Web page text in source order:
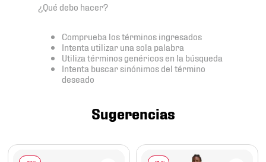
¿Qué debo hacer?
Comprueba los términos ingresados
Intenta utilizar una sola palabra
Utiliza términos genéricos en la búsqueda
Intenta buscar sinónimos del término
deseado
Sugerencias
tenis
tenis futbol
mochila
10. tenis nike